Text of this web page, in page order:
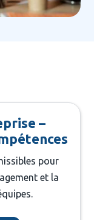
–
pour
et la